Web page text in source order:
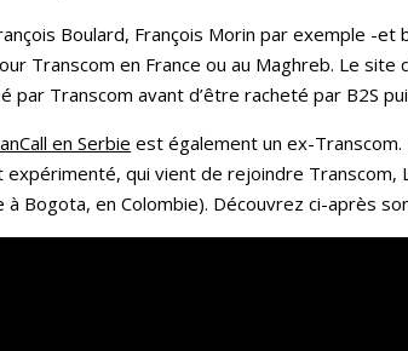
Boulard, François Morin par exemple -
Transcom en France ou au Maghreb. Le site
Transcom avant d’être racheté par B2S
en Serbie est également un ex-Transcom.
expérimenté, qui vient de rejoindre
Bogota, en Colombie). Découvrez ci-après